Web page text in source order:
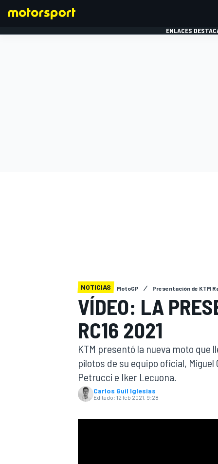
WEC
ENLACES
NOTICIAS MotoGP Presentación de KTM
VÍDEO: LA
RC16 2021
KTM presentó la nueva moto que
pilotos de su equipo oficial,
Petrucci e Iker Lecuona.
Carlos Guil Iglesias
Editado: 12 feb 2021, 9:28